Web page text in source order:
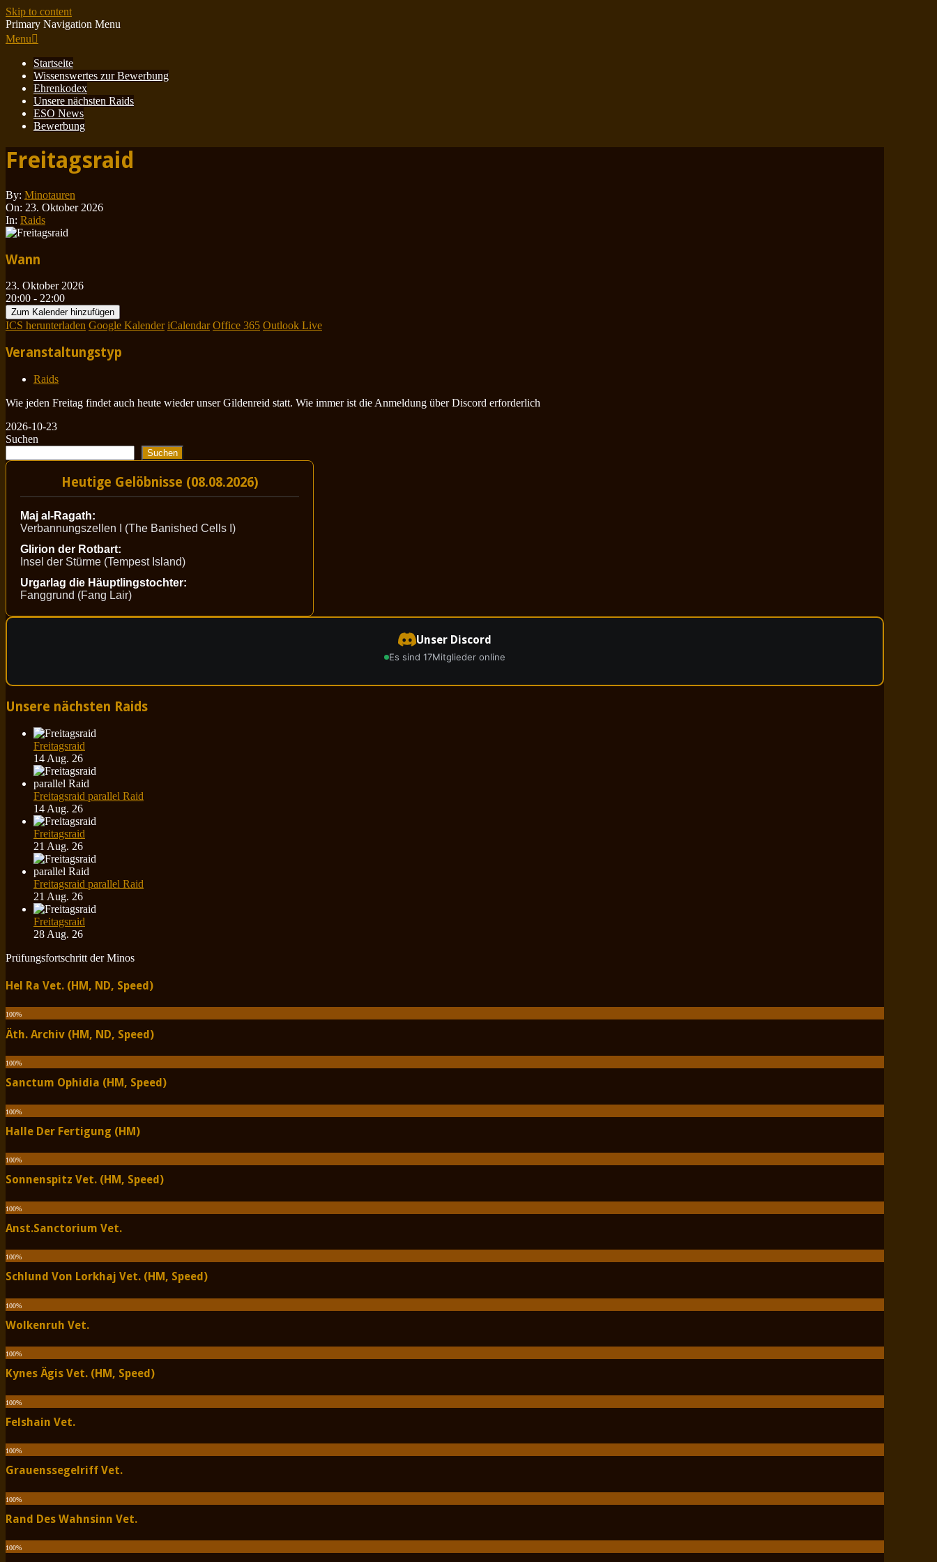
Skip to content
Primary Navigation Menu
Menu
Startseite
Wissenswertes zur Bewerbung
Ehrenkodex
Unsere nächsten Raids
ESO News
Bewerbung
Freitagsraid
By: Minotauren
On: 23. Oktober 2026
In: Raids
Wann
23. Oktober 2026
20:00 - 22:00
Zum Kalender hinzufügen
ICS herunterladen Google Kalender iCalendar Office 365 Outlook Live
Veranstaltungstyp
Raids
Wie jeden Freitag findet auch heute wieder unser Gildenreid statt. Wie immer ist die Anmeldung über Discord erforderlich
2026-10-23
Suchen
Suchen
Heutige Gelöbnisse (08.08.2026)
Maj al-Ragath:
Verbannungszellen I (The Banished Cells I)
Glirion der Rotbart:
Insel der Stürme (Tempest Island)
Urgarlag die Häuptlingstochter:
Fanggrund (Fang Lair)
Unser Discord
Es sind 17Mitglieder online
Unsere nächsten Raids
Freitagsraid
14 Aug. 26
Freitagsraid parallel Raid
14 Aug. 26
Freitagsraid
21 Aug. 26
Freitagsraid parallel Raid
21 Aug. 26
Freitagsraid
28 Aug. 26
Prüfungsfortschritt der Minos
Hel Ra Vet. (HM, ND, Speed)
100%
Äth. Archiv (HM, ND, Speed)
100%
Sanctum Ophidia (HM, Speed)
100%
Halle Der Fertigung (HM)
100%
Sonnenspitz Vet. (HM, Speed)
100%
Anst.Sanctorium Vet.
100%
Schlund Von Lorkhaj Vet. (HM, Speed)
100%
Wolkenruh Vet.
100%
Kynes Ägis Vet. (HM, Speed)
100%
Felshain Vet.
100%
Grauenssegelriff Vet.
100%
Rand Des Wahnsinn Vet.
100%